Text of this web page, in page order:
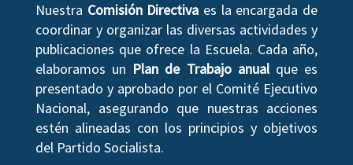
Nuestra Comisión Directiva es la encargada de
coordinar y organizar las diversas actividades y
publicaciones que ofrece la Escuela. Cada año,
elaboramos un Plan de Trabajo anualque es
presentado y aprobado por el Comité Ejecutivo
Nacional, asegurando que nuestras acciones
estén alineadas con los principios y objetivos
del Partido Socialista.